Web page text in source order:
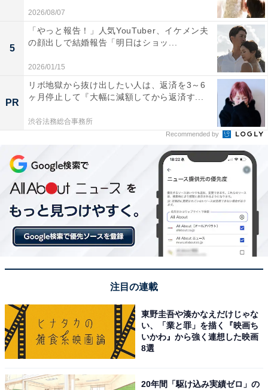
2026/08/07
5
「やっと報告！」人気YouTuber、イケメン夫
の顔出しで結婚報告「明日はショッ...
2026/01/15
PR
リボ地獄から抜け出したい人は、返済を3～6
ヶ月停止して『大幅に減額してから返済す...
渋谷法務総合事務所
Recommended by
注目の連載
東野圭吾や湊かなえだけじゃな
い、「業と罪」を描く『映画ち
いかわ』から強く連想した映画
8選
20年間「駆け込み実績ゼロ」の